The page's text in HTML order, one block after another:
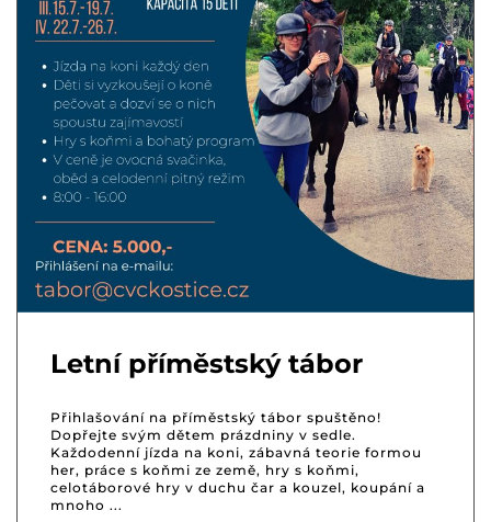
Letní příměstský tábor
Přihlašování na příměstský tábor spuštěno!
Dopřejte svým dětem prázdniny v sedle.
Každodenní jízda na koni, zábavná teorie formou
her, práce s koňmi ze země, hry s koňmi,
celotáborové hry v duchu čar a kouzel, koupání a
mnoho ...